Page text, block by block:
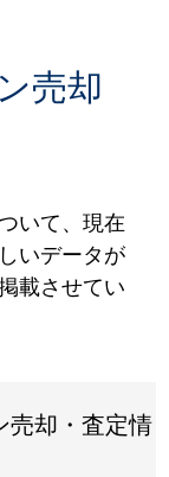
売却
いて、現在
いデータが
載させてい
売却・査定情